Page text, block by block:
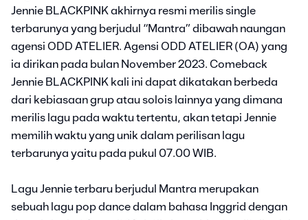
Jennie BLACKPINK akhirnya resmi merilis single
terbarunya yang berjudul “Mantra” dibawah naungan
agensi ODD ATELIER. Agensi ODD ATELIER (OA) yang
ia dirikan pada bulan November 2023. Comeback
Jennie BLACKPINK kali ini dapat dikatakan berbeda
dari kebiasaan grup atau solois lainnya yang dimana
merilis lagu pada waktu tertentu, akan tetapi Jennie
memilih waktu yang unik dalam perilisan lagu
terbarunya yaitu pada pukul 07.00 WIB.
Lagu Jennie terbaru berjudul Mantra merupakan
sebuah lagu pop dance dalam bahasa Inggrid dengan